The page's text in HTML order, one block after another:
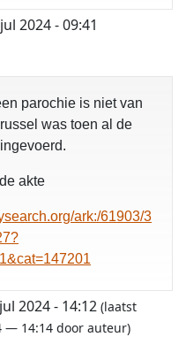
2024 - 09:41
parochie is niet van
was toen al de
akte
ark:/61903/3
2024 - 14:12 (laatst
— 14:14 door auteur)